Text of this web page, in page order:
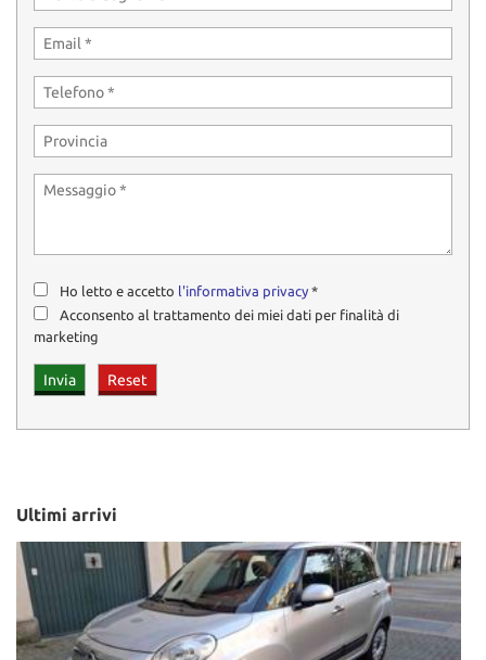
Ho letto e accetto l'informativa privacy *
Acconsento al trattamento dei miei dati per finalità di
marketing
Ultimi arrivi